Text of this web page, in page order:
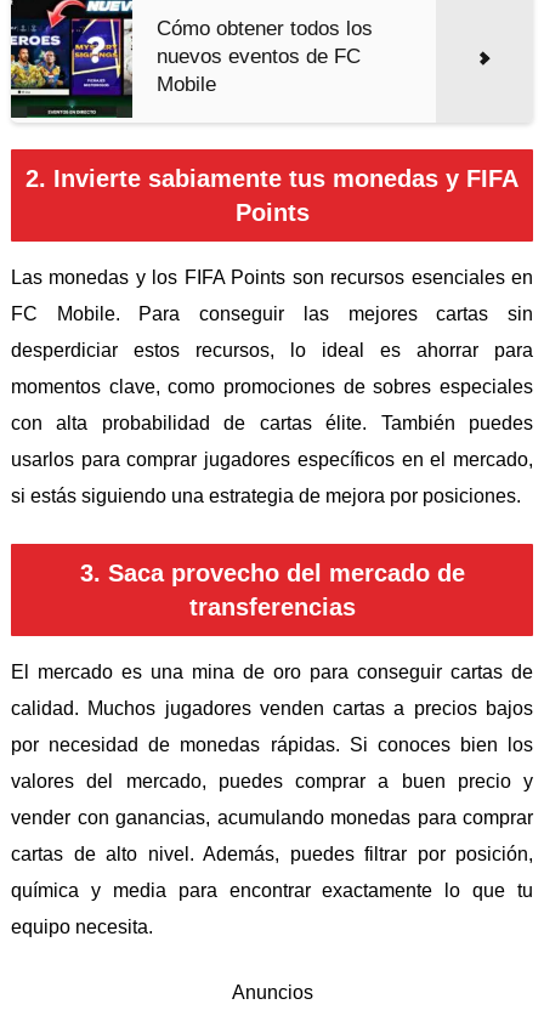
Cómo obtener todos los
nuevos eventos de FC
Mobile
2. Invierte sabiamente tus monedas y FIFA
Points
Las monedas y los FIFA Points son recursos esenciales en
FC Mobile. Para conseguir las mejores cartas sin
desperdiciar estos recursos, lo ideal es ahorrar para
momentos clave, como promociones de sobres especiales
con alta probabilidad de cartas élite. También puedes
usarlos para comprar jugadores específicos en el mercado,
si estás siguiendo una estrategia de mejora por posiciones.
3. Saca provecho del mercado de
transferencias
El mercado es una mina de oro para conseguir cartas de
calidad. Muchos jugadores venden cartas a precios bajos
por necesidad de monedas rápidas. Si conoces bien los
valores del mercado, puedes comprar a buen precio y
vender con ganancias, acumulando monedas para comprar
cartas de alto nivel. Además, puedes filtrar por posición,
química y media para encontrar exactamente lo que tu
equipo necesita.
Anuncios